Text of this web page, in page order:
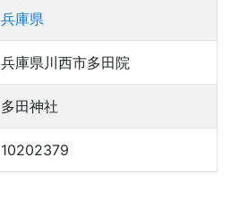
兵庫県
兵庫県川西市多田院
多田神社
10202379